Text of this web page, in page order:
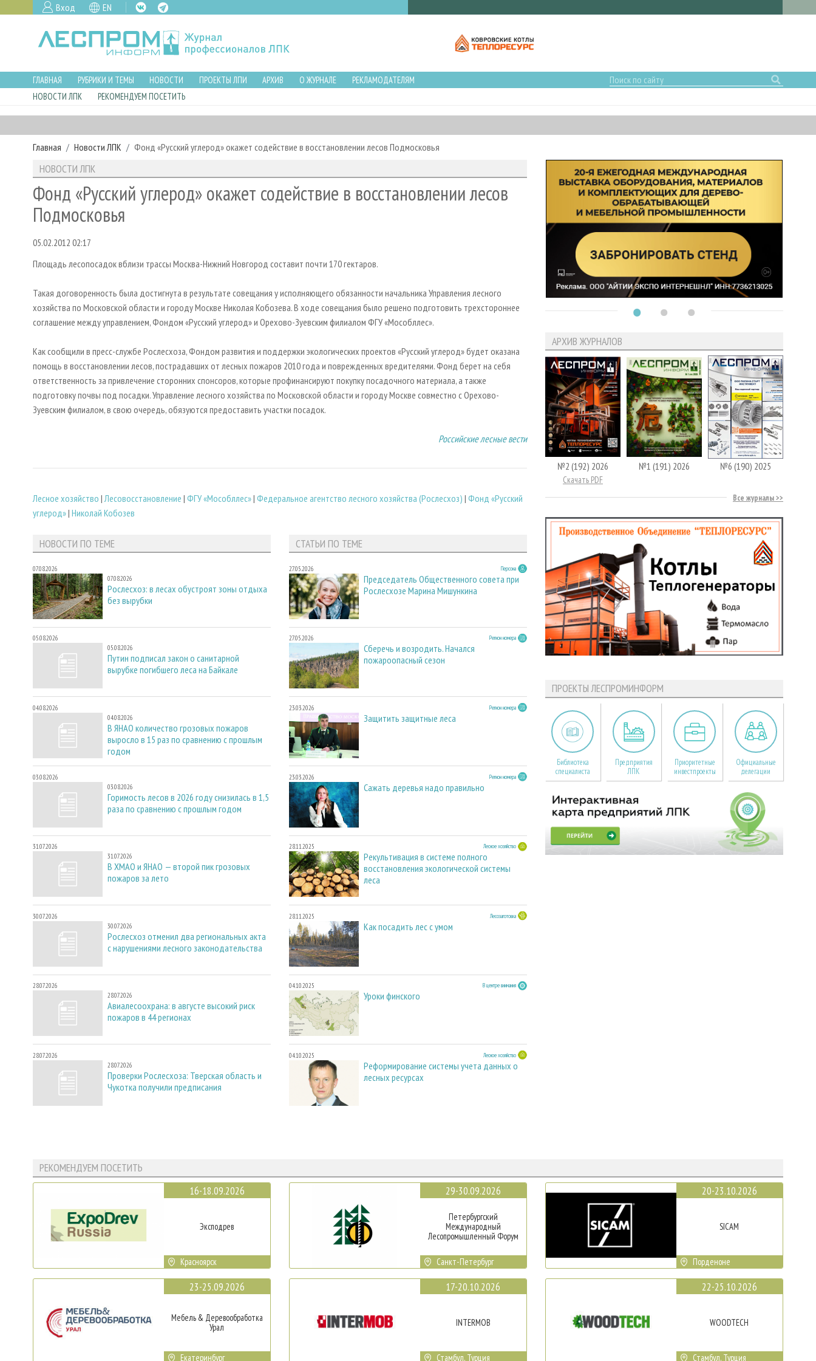
Вход EN
ГЛАВНАЯ РУБРИКИ И ТЕМЫ НОВОСТИ ПРОЕКТЫ ЛПИ АРХИВ О ЖУРНАЛЕ
РЕКЛАМОДАТЕЛЯМ
НОВОСТИ ЛПК
РЕКОМЕНДУЕМ ПОСЕТИТЬ
Главная Новости ЛПК Фонд «Русский углерод» окажет содействие в восстановлении лесов Подмосковья
НОВОСТИ ЛПК
Фонд «Русский углерод» окажет содействие в восстановлении лесов
Подмосковья
05.02.2012 02:17
Площадь лесопосадок вблизи трассы Москва-Нижний Новгород составит почти 170 гектаров.
Такая договоренность была достигнута в результате совещания у исполняющего обязанности начальника Управления лесного
хозяйства по Московской области и городу Москве Николая Кобозева. В ходе совещания было решено подготовить трехстороннее
соглашение между управлением, Фондом «Русский углерод» и Орехово-Зуевским филиалом ФГУ «Мособллес».
Как сообщили в пресс-службе Рослесхоза, Фондом развития и поддержки экологических проектов «Русский углерод» будет оказана
помощь в восстановлении лесов, пострадавших от лесных пожаров 2010 года и поврежденных вредителями. Фонд берет на себя
ответственность за привлечение сторонних спонсоров, которые профинансируют покупку посадочного материала, а также
подготовку почвы под посадки. Управление лесного хозяйства по Московской области и городу Москве совместно с Орехово-
Зуевским филиалом, в свою очередь, обязуются предоставить участки посадок.
Российские лесные вести
Лесное хозяйство |Лесовосстановление | ФГУ «Мособллес»| Федеральное агентство лесного хозяйства (Рослесхоз) | Фонд «Русский
углерод»| Николай Кобозев
НОВОСТИ ПО ТЕМЕ
07.08.2026
07.08.2026
Рослесхоз: в лесах обустроят зоны отдыха
без вырубки
05.08.2026
05.08.2026
Путин подписал закон о санитарной
вырубке погибшего леса на Байкале
04.08.2026
04.08.2026
В ЯНАО количество грозовых пожаров
выросло в 15 раз по сравнению с прошлым
годом
03.08.2026
03.08.2026
Горимость лесов в 2026 году снизилась в 1,5
раза по сравнению с прошлым годом
31.07.2026
31.07.2026
В ХМАО и ЯНАО — второй пик грозовых
пожаров за лето
30.07.2026
30.07.2026
Рослесхоз отменил два региональных акта
с нарушениями лесного законодательства
28.07.2026
28.07.2026
Авиалесоохрана: в августе высокий риск
пожаров в 44 регионах
28.07.2026
28.07.2026
Проверки Рослесхоза: Тверская область и
Чукотка получили предписания
СТАТЬИ ПО ТЕМЕ
27.05.2026 Персона
Председатель Общественного совета при
Рослесхозе Марина Мишункина
27.05.2026 Регион номера
Сберечь и возродить. Начался
пожароопасный сезон
23.03.2026 Регион номера
Защитить защитные леса
23.03.2026 Регион номера
Сажать деревья надо правильно
28.11.2025 Лесное хозяйство
Рекультивация в системе полного
восстановления экологической системы
леса
28.11.2025 Лесозаготовка
Как посадить лес с умом
04.10.2025 В центре внимания
Уроки финского
04.10.2025 Лесное хозяйство
Реформирование системы учета данных о
лесных ресурсах
АРХИВ ЖУРНАЛОВ
№2 (192) 2026
Скачать PDF
№1 (191) 2026 №6 (190) 2025
Все журналы
ПРОЕКТЫ ЛЕСПРОМИНФОРМ
Библиотека
специалиста
Предприятия
ЛПК
Приоритетные
инвестпроекты
Официальные
делегации
РЕКОМЕНДУЕМ ПОСЕТИТЬ
16-18.09.2026
Эксподрев
Красноярск
23-25.09.2026
Мебель & Деревообработка
Урал
Екатеринбург
29-30.09.2026
Петербургский
Международный
Лесопромышленный Форум
Санкт-Петербург
17-20.10.2026
INTERMOB
Стамбул, Турция
20-23.10.2026
SICAM
Порденоне
22-25.10.2026
WOODTECH
Стамбул, Турция